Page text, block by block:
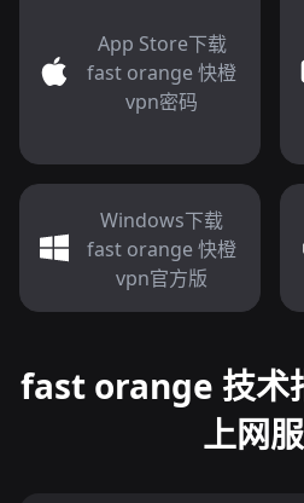
App Store下载
fast orange 快橙
vpn密码
Windows下载
fast orange 快橙
vpn官方版
fast orange 技术
上网